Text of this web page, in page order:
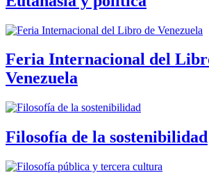
Feria Internacional del
Venezuela
Filosofía de la sostenibilidad